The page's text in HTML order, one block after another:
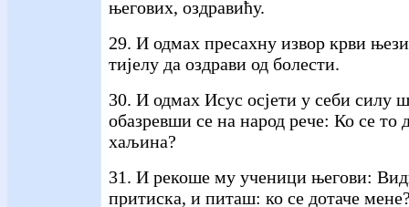
његових, оздравићу.
29. И одмах пресахну извор крви
тијелу да оздрави од болести.
30. И одмах Исус осјети у себи силу
обазревши се на народ рече: Ко се то
хаљина?
31. И рекоше му ученици његови:
притиска, и питаш: ко се дотаче